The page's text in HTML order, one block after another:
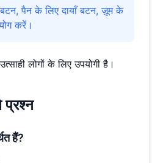
बटन, पैन के लिए दायाँ बटन, ज़ूम के
करें।
लोगों के लिए उपयोगी है।
हैं?